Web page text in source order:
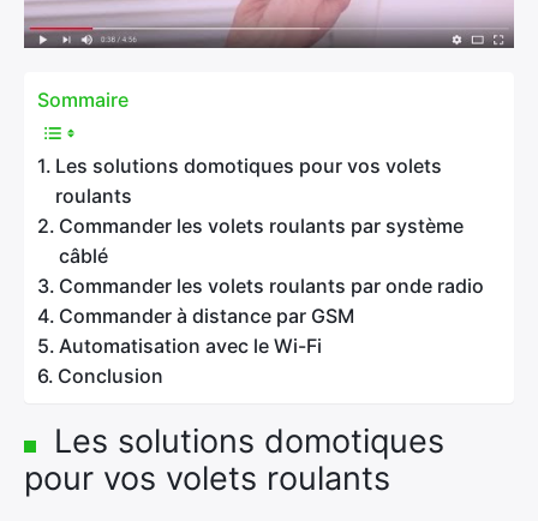
Sommaire
Les solutions domotiques pour vos volets
roulants
Commander les volets roulants par système
câblé
Commander les volets roulants par onde radio
Commander à distance par GSM
Automatisation avec le Wi-Fi
Conclusion
Les solutions domotiques
pour vos volets roulants